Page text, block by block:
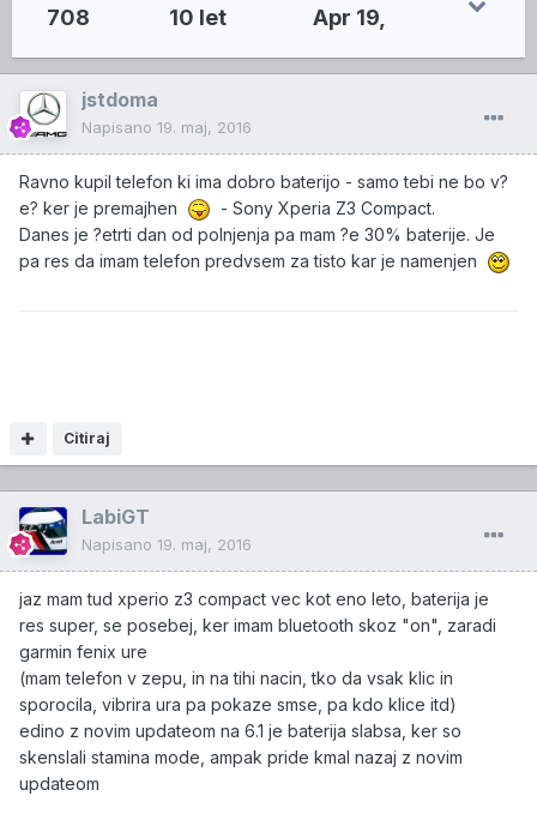
708 10 let Apr 19,
jstdoma
Napisano 19. maj, 2016
Ravno kupil telefon ki ima dobro baterijo - samo tebi ne bo v?
e? ker je premajhen
- Sony Xperia Z3 Compact.
Danes je ?etrti dan od polnjenja pa mam ?e 30% baterije. Je
pa res da imam telefon predvsem za tisto kar je namenjen
Citiraj
LabiGT
Napisano 19. maj, 2016
jaz mam tud xperio z3 compact vec kot eno leto, baterija je
res super, se posebej, ker imam bluetooth skoz "on", zaradi
garmin fenix ure
(mam telefon v zepu, in na tihi nacin, tko da vsak klic in
sporocila, vibrira ura pa pokaze smse, pa kdo klice itd)
edino z novim updateom na 6.1 je baterija slabsa, ker so
skenslali stamina mode, ampak pride kmal nazaj z novim
updateom